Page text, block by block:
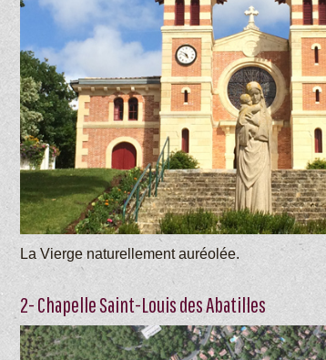
La Vierge naturellement auréolée.
2- Chapelle Saint-Louis des Abatilles